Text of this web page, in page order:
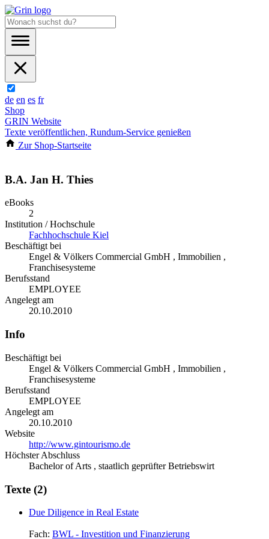
de en es fr
Shop
GRIN Website
Texte veröffentlichen, Rundum-Service genießen
Zur Shop-Startseite
B.A. Jan H. Thies
eBooks
2
Institution / Hochschule
Fachhochschule Kiel
Beschäftigt bei
Engel & Völkers Commercial GmbH , Immobilien ,
Franchisesysteme
Berufsstand
EMPLOYEE
Angelegt am
20.10.2010
Info
Beschäftigt bei
Engel & Völkers Commercial GmbH , Immobilien ,
Franchisesysteme
Berufsstand
EMPLOYEE
Angelegt am
20.10.2010
Website
http://www.gintourismo.de
Höchster Abschluss
Bachelor of Arts , staatlich geprüfter Betriebswirt
Texte (2)
Due Diligence in Real Estate
Fach: BWL - Investition und Finanzierung